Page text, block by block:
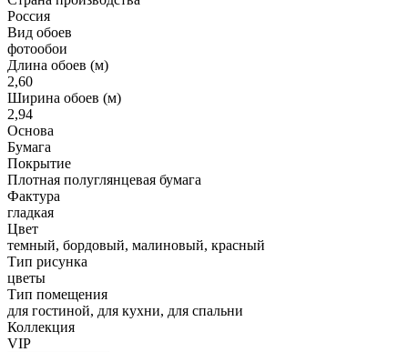
Россия
Вид обоев
фотообои
Длина обоев (м)
2,60
Ширина обоев (м)
2,94
Основа
Бумага
Покрытие
Плотная полуглянцевая бумага
Фактура
гладкая
Цвет
темный, бордовый, малиновый, красный
Тип рисунка
цветы
Тип помещения
для гостиной, для кухни, для спальни
Коллекция
VIP